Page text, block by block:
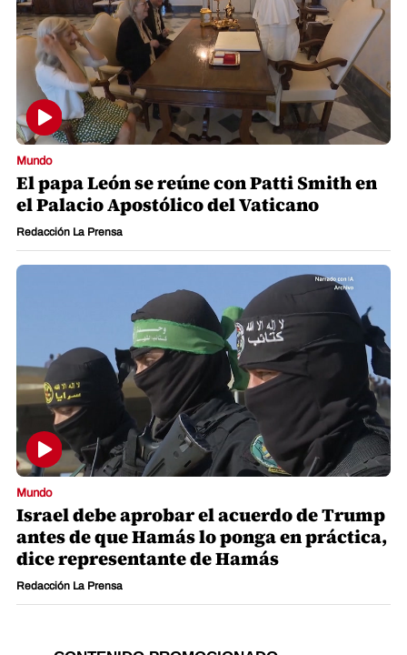
Mundo
El papa León se reúne con Patti Smith en
el Palacio Apostólico del Vaticano
Redacción La Prensa
Mundo
Israel debe aprobar el acuerdo de Trump
antes de que Hamás lo ponga en práctica,
dice representante de Hamás
Redacción La Prensa